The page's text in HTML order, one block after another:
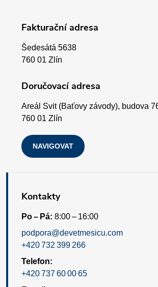
Fakturační adresa
Šedesátá 5638
760 01 Zlín
Doručovací adresa
Areál Svit (Baťovy závody), budova
760 01 Zlín
NAVIGOVAT
Kontakty
Po – Pá: 8:00 – 16:00
podpora@devetmesicu.com
+420 732 399 266
Telefon:
+420 737 60 00 65